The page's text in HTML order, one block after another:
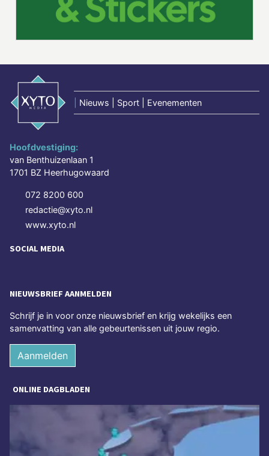
Nieuws | Sport | Evenementen
Hoofdvestiging:
van Benthuizenlaan 1
1701 BZ Heerhugowaard
072 8200 600
redactie@xyto.nl
www.xyto.nl
SOCIAL MEDIA
NIEUWSBRIEF AANMELDEN
Schrijf je in voor onze nieuwsbrief en krijg wekelijks een
samenvatting van alle gebeurtenissen uit jouw regio.
Aanmelden
ONLINE DAGBLADEN